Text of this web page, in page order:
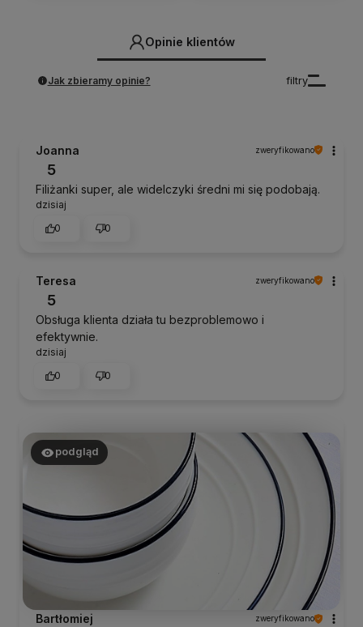
Opinie klientów
filtry
Jak zbieramy opinie?
Joanna zweryfikowano
5
Filiżanki super, ale widelczyki średni mi się podobają.
dzisiaj
0
0
Teresa zweryfikowano
5
Obsługa klienta działa tu bezproblemowo i
efektywnie.
dzisiaj
0
0
podgląd
Bartłomiej zweryfikowano